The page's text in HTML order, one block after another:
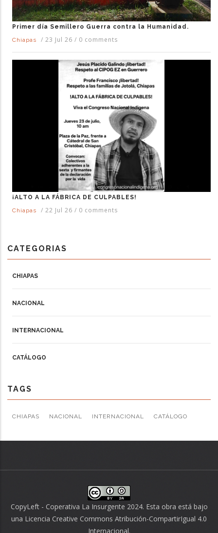
Primer día Semillero Guerra contra la Humanidad.
Chiapas
/ 23 Jul 26 / 0 comments
¡ALTO A LA FÁBRICA DE CULPABLES!
Chiapas
/ 22 Jul 26 / 0 comments
CATEGORIAS
CHIAPAS
NACIONAL
INTERNACIONAL
CATÁLOGO
TAGS
CHIAPAS NACIONAL INTERNACIONAL CATÁLOGO
CopyLeft - Coperativa La Insurgente 2024. Esta obra está bajo
una Licencia Creative Commons Atribución-CompartirIgual 4.0
Internacional.